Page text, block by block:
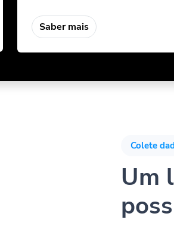
Saber mais
Colete
Um